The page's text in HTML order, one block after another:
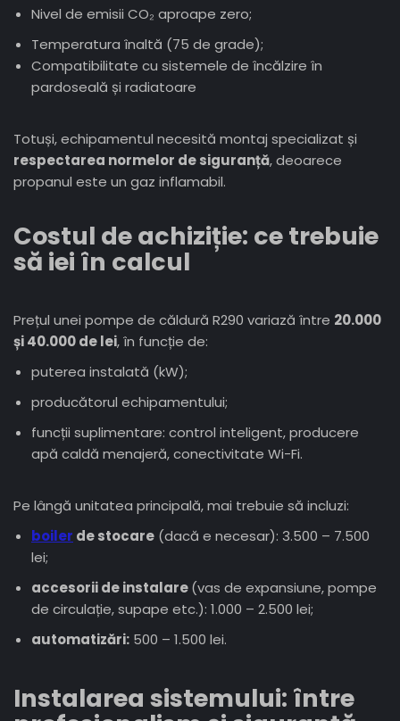
Nivel de emisii CO₂ aproape zero;
Temperatura înaltă (75 de grade);
Compatibilitate cu sistemele de încălzire în
pardoseală și radiatoare
Totuși, echipamentul necesită montaj specializat și
respectarea normelor de siguranță, deoarece
propanul este un gaz inflamabil.
Costul de achiziție: ce trebuie
să iei în calcul
Prețul unei pompe de căldură R290 variază între 20.000
și 40.000 de lei, în funcție de:
puterea instalată (kW);
producătorul echipamentului;
funcții suplimentare: control inteligent, producere
apă caldă menajeră, conectivitate Wi-Fi.
Pe lângă unitatea principală, mai trebuie să incluzi:
boiler de stocare (dacă e necesar): 3.500 – 7.500
lei;
accesorii de instalare(vas de expansiune, pompe
de circulație, supape etc.): 1.000 – 2.500 lei;
automatizări: 500 – 1.500 lei.
Instalarea sistemului: între